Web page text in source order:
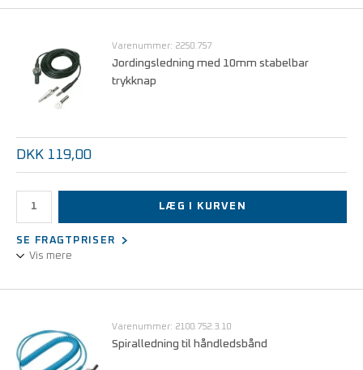
Varenummer: 2250.757
Jordingsledning med 10mm stabelbar
trykknap
DKK 119,00
LÆG I KURVEN
SE FRAGTPRISER
Vis mere
Varenummer: 2100.752.3.10
Spiralledning til håndledsbånd